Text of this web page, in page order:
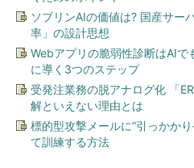
ソブリンAIの価値は? 国産サー
率」の設計思想
Webアプリの脆弱性診断はAIで
に導く3つのステップ
受発注業務の脱アナログ化 「
解といえない理由とは
標的型攻撃メールに“引っかか
て訓練する方法